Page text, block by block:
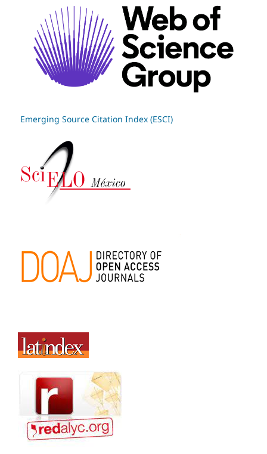
Emerging Source Citation Index (ESCI)